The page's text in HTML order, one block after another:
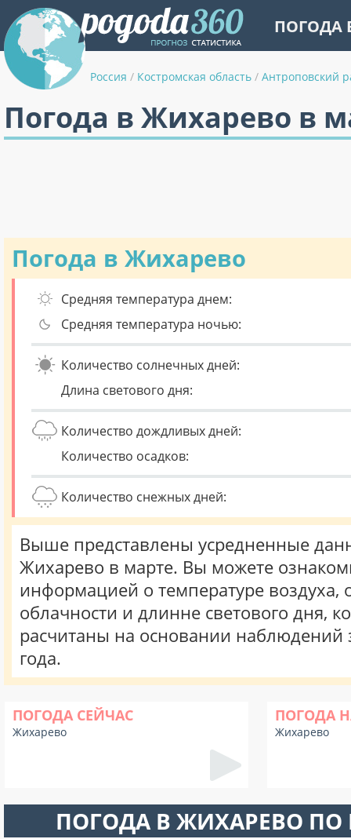
ПОГОДА
Россия / Костромская область / Антроповский
Погода в Жихарево в
Погода в Жихарево
Средняя температура днем:
Средняя температура ночью:
Количество солнечных дней:
Длина светового дня:
Количество дождливых дней:
Количество осадков:
Количество снежных дней:
Выше представлены усредненные
Жихарево в марте. Вы можете
информацией о температуре воздуха,
облачности и длинне светового дня,
расчитаны на основании наблюдений
года.
ПОГОДА СЕЙЧАС
Жихарево
ПОГОДА
Жихарево
ПОГОДА В ЖИХАРЕВО